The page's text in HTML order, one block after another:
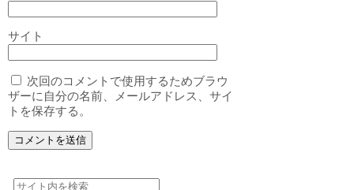
サイト
次回のコメントで使用するためブラウ
ザーに自分の名前、メールアドレス、サイ
トを保存する。